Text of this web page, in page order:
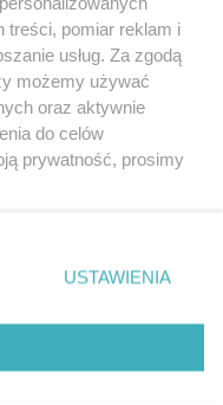
Jest piątek!"
treści, pomiar reklam i
usług. Za zgodą
możemy używać
oraz aktywnie
do celów
prywatność, prosimy
dolnym rogu strony
nie wymagają
miały
USTAWIENIA